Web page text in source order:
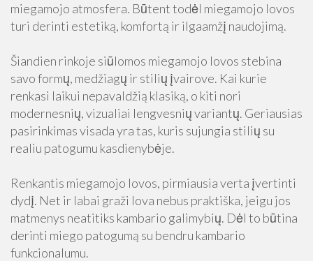
miegamojo atmosfera. Būtent todėl miegamojo lovos
turi derinti estetiką, komfortą ir ilgaamžį naudojimą.
Šiandien rinkoje siūlomos miegamojo lovos stebina
savo formų, medžiagų ir stilių įvairove. Kai kurie
renkasi laikui nepavaldžią klasiką, o kiti nori
modernesnių, vizualiai lengvesnių variantų. Geriausias
pasirinkimas visada yra tas, kuris sujungia stilių su
realiu patogumu kasdienybėje.
Renkantis miegamojo lovos, pirmiausia verta įvertinti
dydį. Net ir labai graži lova nebus praktiška, jeigu jos
matmenys neatitiks kambario galimybių. Dėl to būtina
derinti miego patogumą su bendru kambario
funkcionalumu.